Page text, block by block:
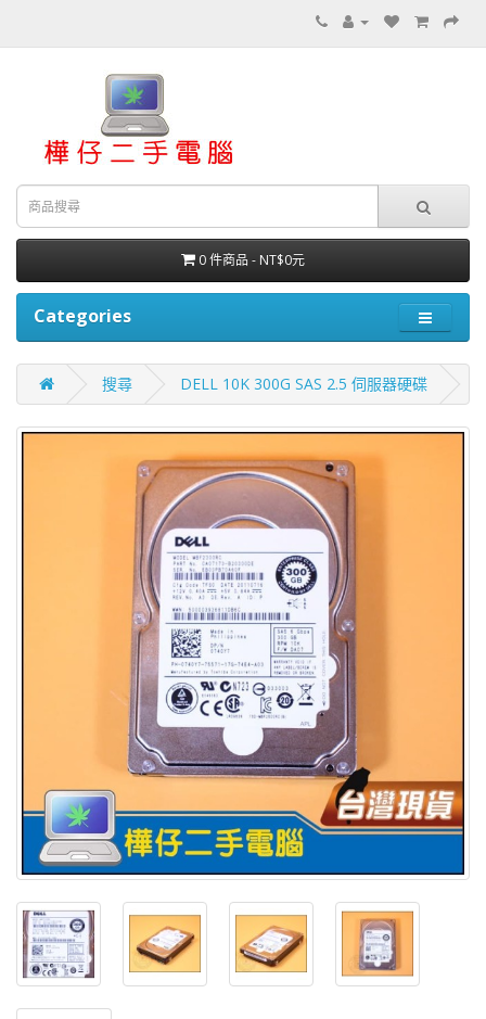
0 件商品 - NT$0元
Categories
搜尋 DELL 10K 300G SAS 2.5 伺服器硬碟